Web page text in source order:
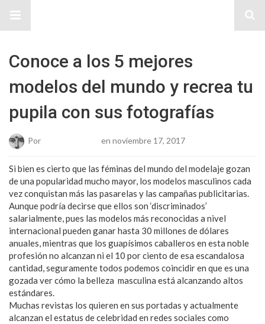
Conoce a los 5 mejores
modelos del mundo y recrea tu
pupila con sus fotografías
Por en noviembre 17, 2017
Si bien es cierto que las féminas del mundo del modelaje gozan
de una popularidad mucho mayor, los modelos masculinos cada
vez conquistan más las pasarelas y las campañas publicitarias.
Aunque podría decirse que ellos son ‘discriminados’
salarialmente, pues las modelos más reconocidas a nivel
internacional pueden ganar hasta 30 millones de dólares
anuales, mientras que los guapísimos caballeros en esta noble
profesión no alcanzan ni el 10 por ciento de esa escandalosa
cantidad, seguramente todos podemos coincidir en que es una
gozada ver cómo la belleza masculina está alcanzando altos
estándares.
Muchas revistas los quieren en sus portadas y actualmente
alcanzan el estatus de celebridad en redes sociales como